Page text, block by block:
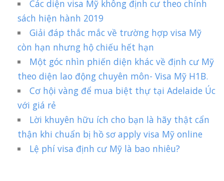
Các diện visa Mỹ không định cư theo chính
sách hiện hành 2019
Giải đáp thắc mắc về trường hợp visa Mỹ
còn hạn nhưng hộ chiếu hết hạn
Một góc nhìn phiến diện khác về định cư Mỹ
theo diện lao động chuyên môn- Visa Mỹ H1B.
Cơ hội vàng để mua biệt thự tại Adelaide Úc
với giá rẻ
Lời khuyên hữu ích cho bạn là hãy thật cẩn
thận khi chuẩn bị hồ sơ apply visa Mỹ online
Lệ phí visa định cư Mỹ là bao nhiêu?